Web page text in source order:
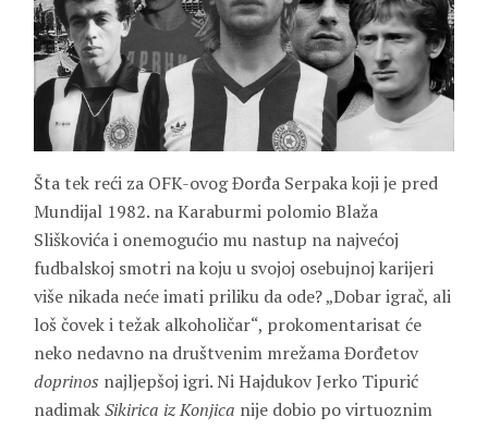
Šta tek reći za OFK-ovog Đorđa Serpaka koji je pred
Mundijal 1982. na Karaburmi polomio Blaža
Sliškovića i onemogućio mu nastup na najvećoj
fudbalskoj smotri na koju u svojoj osebujnoj karijeri
više nikada neće imati priliku da ode? „Dobar igrač, ali
loš čovek i težak alkoholičar“, prokomentarisat će
neko nedavno na društvenim mrežama Đorđetov
doprinos najljepšoj igri. Ni Hajdukov Jerko Tipurić
nadimakSikirica iz Konjica nije dobio po virtuoznim